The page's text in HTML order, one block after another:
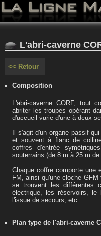
L'abri-caverne
<< Retour
Composition
L'abri-caverne CORF, tout
abriter les troupes opérant
d'accueil varie d'une à deux
Il s'agit d'un organe passif
et souvent à flanc de
coffres d'entrée
souterrains (de 8 m à 25 m
Chaque coffre comporte une
FM, ainsi qu'une cloche
se trouvent les différentes
électrique, les réservoirs, le
l'issue de secours, etc.
Plan type de l'abri-caverne